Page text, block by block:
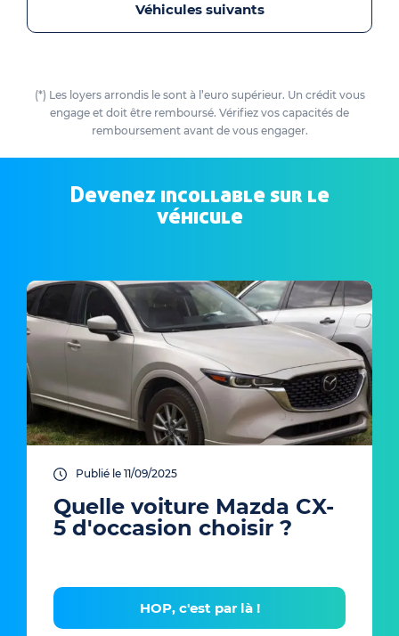
Véhicules suivants
(*) Les loyers arrondis le sont à l’euro supérieur. Un crédit vous
engage et doit être remboursé. Vérifiez vos capacités de
remboursement avant de vous engager.
Devenez incollable sur le
véhicule
Publié le 11/09/2025
Quelle voiture Mazda CX-
5 d'occasion choisir ?
HOP, c'est par là !